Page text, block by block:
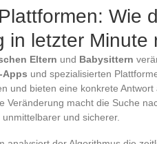
Wie
in letzter Minute
Eltern und Babysittern
Apps und spezialisierten
und bieten eine konkrete
Veränderung macht die Suche
unmittelbarer und sicherer.